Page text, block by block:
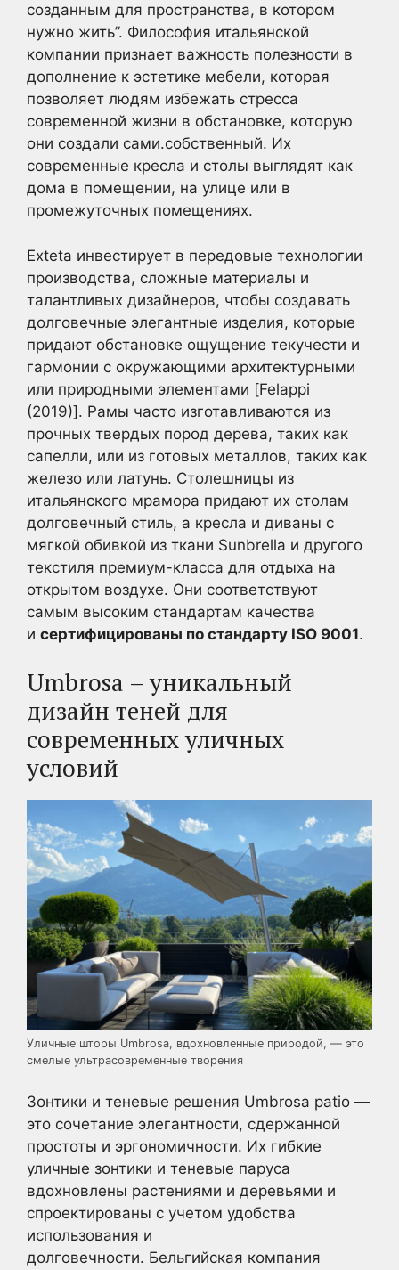
созданным для пространства, в котором
нужно жить”. Философия итальянской
компании признает важность полезности в
дополнение к эстетике мебели, которая
позволяет людям избежать стресса
современной жизни в обстановке, которую
они создали сами.собственный. Их
современные кресла и столы выглядят как
дома в помещении, на улице или в
промежуточных помещениях.
Exteta инвестирует в передовые технологии
производства, сложные материалы и
талантливых дизайнеров, чтобы создавать
долговечные элегантные изделия, которые
придают обстановке ощущение текучести и
гармонии с окружающими архитектурными
или природными элементами [Felappi
(2019)]. Рамы часто изготавливаются из
прочных твердых пород дерева, таких как
сапелли, или из готовых металлов, таких как
железо или латунь. Столешницы из
итальянского мрамора придают их столам
долговечный стиль, а кресла и диваны с
мягкой обивкой из ткани Sunbrella и другого
текстиля премиум-класса для отдыха на
открытом воздухе. Они соответствуют
самым высоким стандартам качества
и сертифицированы по стандарту ISO 9001.
Umbrosa – уникальный
дизайн теней для
современных уличных
условий
Уличные шторы Umbrosa, вдохновленные природой, — это
смелые ультрасовременные творения
Зонтики и теневые решения Umbrosa patio —
это сочетание элегантности, сдержанной
простоты и эргономичности. Их гибкие
уличные зонтики и теневые паруса
вдохновлены растениями и деревьями и
спроектированы с учетом удобства
использования и
долговечности. Бельгийская компания